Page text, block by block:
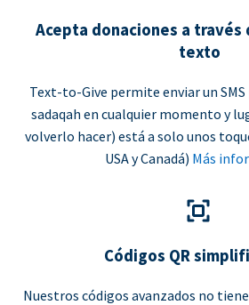
Acepta donaciones a través
texto
Text-to-Give permite enviar un
sadaqah en cualquier momento y
volverlo hacer) está a solo unos
USA y Canadá) Más
Códigos QR
Nuestros códigos avanzados no